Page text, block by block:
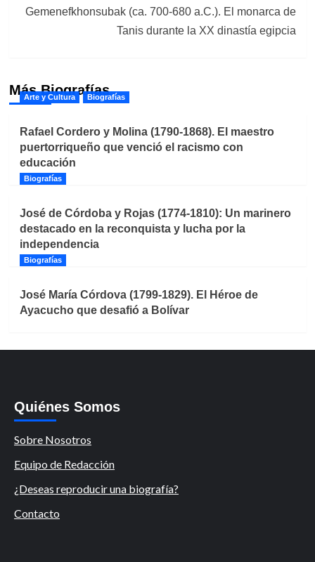
Gemenefkhonsubak (ca. 700-680 a.C.). El monarca de
Tanis durante la XX dinastía egipcia
Más Biografías
Arte y Cultura Biografías
Rafael Cordero y Molina (1790-1868). El maestro
puertorriqueño que venció el racismo con
educación
Biografías
José de Córdoba y Rojas (1774-1810): Un marinero
destacado en la reconquista y lucha por la
independencia
Biografías
José María Córdova (1799-1829). El Héroe de
Ayacucho que desafió a Bolívar
Quiénes Somos
Sobre Nosotros
Equipo de Redacción
¿Deseas reproducir una biografía?
Contacto